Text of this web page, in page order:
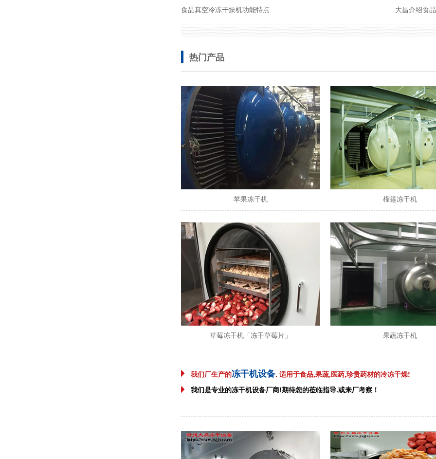
食品真空冷冻干燥机功能特点
大昌介绍食
热门产品
苹果冻干机 榴莲冻干机
草莓冻干机「冻干草莓片」 果蔬冻干机
我们厂生产的冻干机设备. 适用于食品,果蔬,医药,珍贵药材的冷冻干燥!
我们是专业的冻干机设备厂商!期待您的莅临指导.或来厂考察！